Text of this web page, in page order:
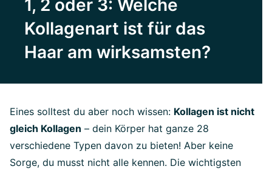
1, 2 oder 3: Welche
Kollagenart ist für das
Haar am wirksamsten?
Eines solltest du aber noch wissen: Kollagen ist nicht
gleich Kollagen – dein Körper hat ganze 28
verschiedene Typen davon zu bieten! Aber keine
Sorge, du musst nicht alle kennen. Die wichtigsten